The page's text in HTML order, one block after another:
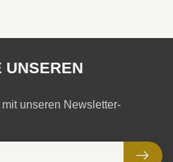
UNSEREN
unseren Newsletter-